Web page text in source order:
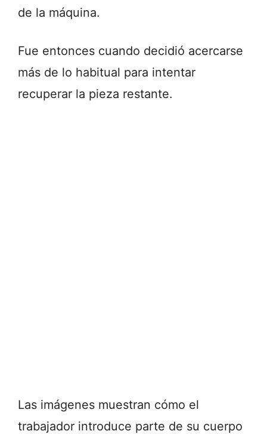
de la máquina.
Fue entonces cuando decidió acercarse
más de lo habitual para intentar
recuperar la pieza restante.
Las imágenes muestran cómo el
trabajador introduce parte de su cuerpo